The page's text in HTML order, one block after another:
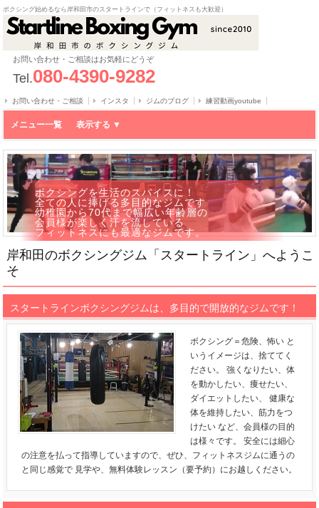
ボクシング始めるなら岸和田市のスタートラインで（フィットネスも大歓迎）
お問い合わせ・ご相談はお気軽にどうぞ
Tel.080-4390-9282
お問い合わせ・ご相談 インスタ ジムのブログ 練習動画youtube
メニュー一覧
ボクシングを生活のスパイスに！
全ての人に捧げる多目的なジムです
幼稚園から70代まで幅広い年齢層の
会員様が楽しく汗を流している
フィットネスにも最適なジムです。
岸和田のボクシングジム「スタートライン」へようこ
そ
スタートラインボクシングジムは、多目的で開放的なジムです！
ボクシング＝危険、怖い と
いうイメージは、捨ててく
ださい。 強くなりたい、体
を動かしたい、痩せたい、
ダイエットしたい、 健康な
体を維持したい、筋力をつ
けたい など、会員様の目的
は様々です。 安全には細心
の注意を払って指導していますので、ぜひ、フィットネスジムに通うの
と同じ感覚で 見学や、無料体験レッスン（要予約）にお越しください。